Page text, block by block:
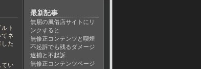
ト
ネ
た
い
最新記事
無届の風俗店サイトにリ
ンクすると
無修正コンテンツと喫煙
不起訴でも残るダメージ
逮捕と不起訴
無修正コンテンツページ